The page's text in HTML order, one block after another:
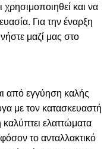
και να
Για την έναρξη
μαζί μας στο
από εγγύηση καλής
με τον κατασκευαστή
ελαττώματα
το ανταλλακτικό